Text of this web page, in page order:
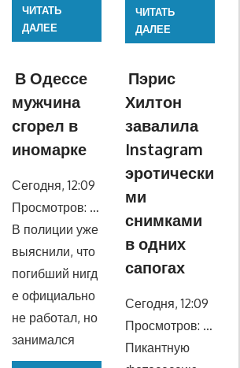
ЧИТАТЬ
ДАЛЕЕ
ЧИТАТЬ
ДАЛЕЕ
В Одессе
мужчина
сгорел в
иномарке
Сегодня, 12:09
Просмотров: …
В полиции уже
выяснили, что
погибший нигд
е официально
не работал, но
занимался
Пэрис
Хилтон
завалила
Instagram
эротически
ми
снимками
в одних
сапогах
Сегодня, 12:09
Просмотров: …
Пикантную